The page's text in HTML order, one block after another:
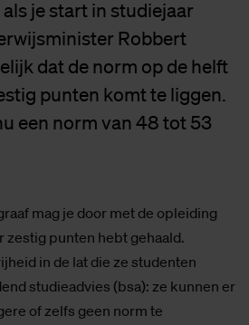
je start in studiejaar
Robbert
dat de norm op de helft
punten komt te liggen.
een norm van 48 tot 53
mag je door met de opleiding
zestig punten hebt gehaald.
in de lat die ze studenten
studieadvies (bsa): ze kunnen er
of zelfs geen norm te